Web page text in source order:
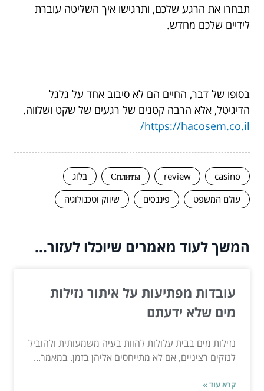
תבחרו את הרגע שלכם, ותרגישו איך השליטה עוברת
לידיים שלכם מחדש.
בסופו של דבר, החיים הם לא סיבוב אחד על גלגל
הדיגיטל, אלא הרבה קטנים של רגעים של שקט ושלווה.
https://hacosem.co.il/
casino
review
Сплиты
בלוג
עולם המשפט
פיננסים שיווק וטכנולוגיה
המשך לעוד מאמרים שיוכלו לעזור...
עובדות מפתיעות על איתור נזילות
מים שלא ידעתם
נזילות מים בבית עלולות להוות בעיה משמעותית ולהוביל
לנזקים רציניים, אם לא מתייחסים אליהן בזמן. במאמר...
קרא עוד »